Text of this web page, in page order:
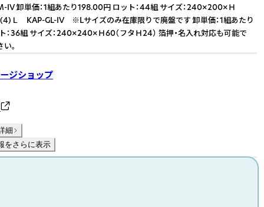
卸単価：1組あたり198.00円 ロット：44組 サイズ：240×200×Ｈ
(4)Ｌ KAP-GL-IV ※Lサイズのみ在庫限りで廃盤です 卸単価：1組あたり
36組 サイズ：240×240×Ｈ60（フタＨ24） 箔押・名入れ対応も可能で
。
ジショップ
細
をさらに表示